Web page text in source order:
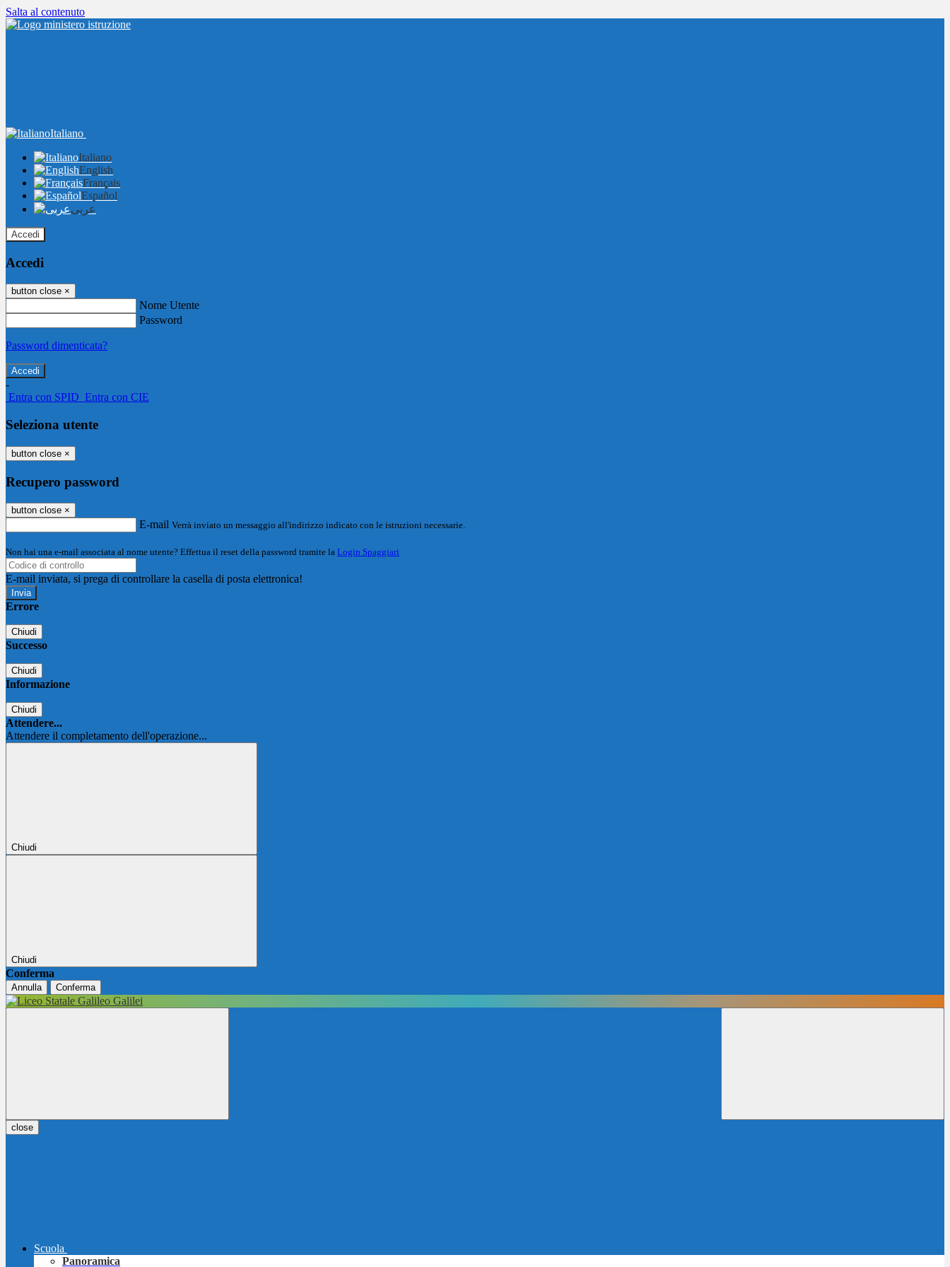
Salta al contenuto
Italiano
Italiano
English
Français
Español
عربى
Accedi
Accedi
button close ×
Nome Utente
Password
Password dimenticata?
-
Entra con SPID Entra con CIE
Seleziona utente
button close ×
Recupero password
button close ×
E-mail Verrà inviato un messaggio all'indirizzo indicato con le istruzioni necessarie.
Non hai una e-mail associata al nome utente? Effettua il reset della password tramite la Login Spaggiari
E-mail inviata, si prega di controllare la casella di posta elettronica!
Errore
Chiudi
Successo
Chiudi
Informazione
Chiudi
Attendere...
Attendere il completamento dell'operazione...
Chiudi
Chiudi
Conferma
Annulla Conferma
close
Scuola
Panoramica